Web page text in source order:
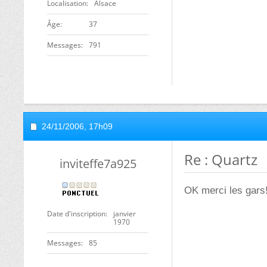
Localisation Alsace
ge 37
Messages 791
24/11/2006, 17h09
inviteffe7a925
Date d'inscription
janvier
1970
Messages 85
Re : Quartz
OK merci les